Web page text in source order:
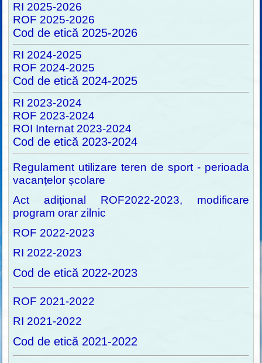
RI 2025-2026
ROF 2025-2026
Cod de etică 2025-2026
RI 2024-2025
ROF 2024-2025
Cod de etică 2024-2025
RI 2023-2024
ROF 2023-2024
ROI Internat 2023-2024
Cod de etică 2023-2024
Regulament utilizare teren de sport - perioada
vacanțelor școlare
Act adițional ROF2022-2023, modificare
program orar zilnic
ROF 2022-2023
RI 2022-2023
Cod de etică 2022-2023
ROF 2021-2022
RI 2021-2022
Cod de etică 2021-2022